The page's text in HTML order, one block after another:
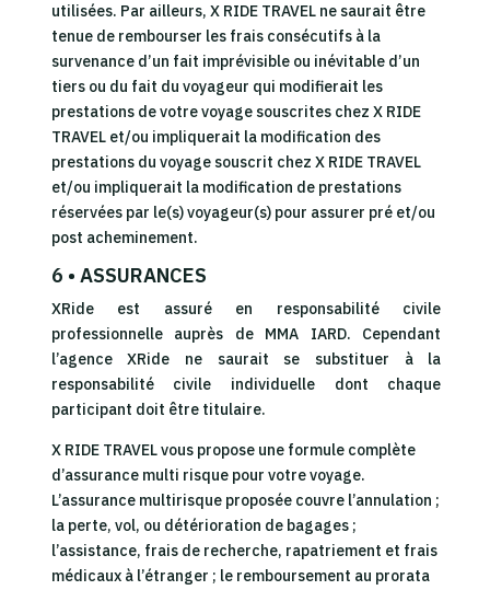
utilisées. Par ailleurs, X RIDE TRAVEL ne saurait être
tenue de rembourser les frais consécutifs à la
survenance d’un fait imprévisible ou inévitable d’un
tiers ou du fait du voyageur qui modifierait les
prestations de votre voyage souscrites chez X RIDE
TRAVEL et/ou impliquerait la modification des
prestations du voyage souscrit chez X RIDE TRAVEL
et/ou impliquerait la modification de prestations
réservées par le(s) voyageur(s) pour assurer pré et/ou
post acheminement.
6 • ASSURANCES
XRide est assuré en responsabilité civile
professionnelle auprès de MMA IARD. Cependant
l’agence XRide ne saurait se substituer à la
responsabilité civile individuelle dont chaque
participant doit être titulaire.
X RIDE TRAVEL vous propose une formule complète
d’assurance multi risque pour votre voyage.
L’assurance multirisque proposée couvre l’annulation ;
la perte, vol, ou détérioration de bagages ;
l’assistance, frais de recherche, rapatriement et frais
médicaux à l’étranger ; le remboursement au prorata